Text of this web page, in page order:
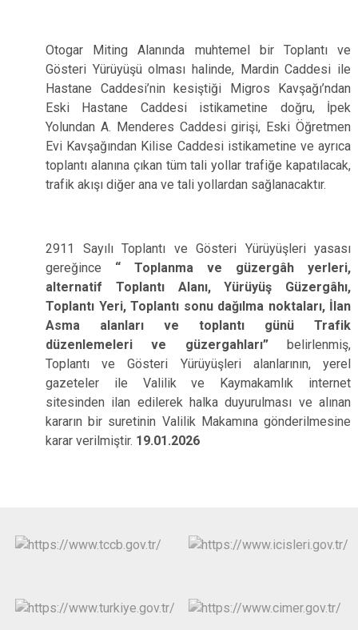
Otogar Miting Alanında muhtemel bir Toplantı ve
Gösteri Yürüyüşü olması halinde, Mardin Caddesi ile
Hastane Caddesi’nin kesiştiği Migros Kavşağı’ndan
Eski Hastane Caddesi istikametine doğru, İpek
Yolundan A. Menderes Caddesi girişi, Eski Öğretmen
Evi Kavşağından Kilise Caddesi istikametine ve ayrıca
toplantı alanına çıkan tüm tali yollar trafiğe kapatılacak,
trafik akışı diğer ana ve tali yollardan sağlanacaktır.
2911 Sayılı Toplantı ve Gösteri Yürüyüşleri yasası
gereğince “ Toplanma ve güzergâh yerleri,
alternatif Toplantı Alanı, Yürüyüş Güzergâhı,
Toplantı Yeri, Toplantı sonu dağılma noktaları, İlan
Asma alanları ve toplantı günü Trafik
düzenlemeleri ve güzergahları”belirlenmiş,
Toplantı ve Gösteri Yürüyüşleri alanlarının, yerel
gazeteler ile Valilik ve Kaymakamlık internet
sitesinden ilan edilerek halka duyurulması ve alınan
kararın bir suretinin Valilik Makamına gönderilmesine
karar verilmiştir. 19.01.2026